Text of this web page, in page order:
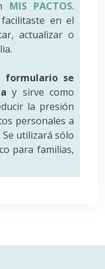
MIS PACTOS.
en el
actualizar o
se
y sirve como
la presión
personales a
utilizará sólo
para familias,